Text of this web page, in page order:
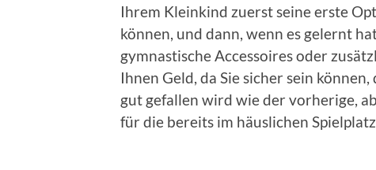
Ihrem Kleinkind zuerst seine erste
können, und dann, wenn es gelernt
gymnastische Accessoires oder
Ihnen Geld, da Sie sicher sein
gut gefallen wird wie der vorherige,
für die bereits im häuslichen